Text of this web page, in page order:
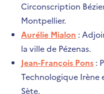
Circonscription
Montpellier.
Aurélie Mialon :
la ville de Pézenas.
Jean-François Pons :
Technologique Irène
Sète.